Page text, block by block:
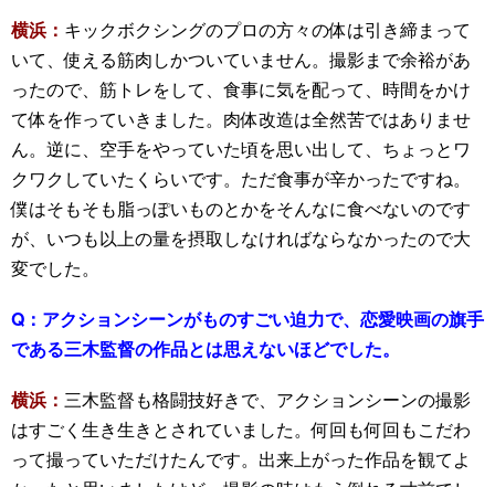
横浜： キックボクシングのプロの方々の体は引き締まって
いて、使える筋肉しかついていません。撮影まで余裕があ
ったので、筋トレをして、食事に気を配って、時間をかけ
て体を作っていきました。肉体改造は全然苦ではありませ
ん。逆に、空手をやっていた頃を思い出して、ちょっとワ
クワクしていたくらいです。ただ食事が辛かったですね。
僕はそもそも脂っぽいものとかをそんなに食べないのです
が、いつも以上の量を摂取しなければならなかったので大
変でした。
Q： アクションシーンがものすごい迫力で、恋愛映画の旗手
である三木監督の作品とは思えないほどでした。
横浜： 三木監督も格闘技好きで、アクションシーンの撮影
はすごく生き生きとされていました。何回も何回もこだわ
って撮っていただけたんです。出来上がった作品を観てよ